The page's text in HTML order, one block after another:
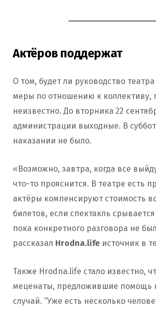
Актёров поддержат
О том, будет ли руководство
меры по отношению к коллективу,
неизвестно. До вторника 22
администрации выходные. В
наказании не было.
«Возможно, завтра, когда все
что-то прояснится. В театре есть
актёры компенсируют стоимость
билетов, если спектакль
пока конкретного разговора не
рассказал Hrodna.life источник в
Также Hrodna.life стало известно,
меценаты, предложившие помощь
случай. “Уже есть несколько